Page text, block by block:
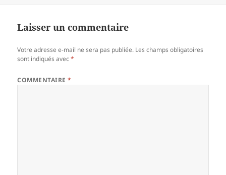
Laisser un commentaire
Votre adresse e-mail ne sera pas publiée. Les champs obligatoires
sont indiqués avec*
COMMENTAIRE*